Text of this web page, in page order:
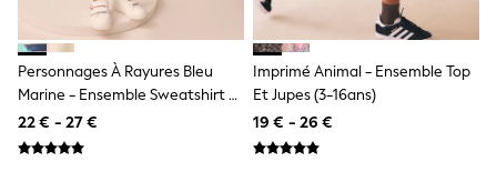
Sun Hats & Caps
Denim Jackets
Raincoats
Waterproof
Puddlesuits
Personnages À Rayures Bleu
Marine - Ensemble Sweatshirt Et
Leggings (3mths-7yrs)
22 € - 27 €
Imprimé Animal - Ensemble Top
Et Jupes (3-16ans)
19 € - 26 €